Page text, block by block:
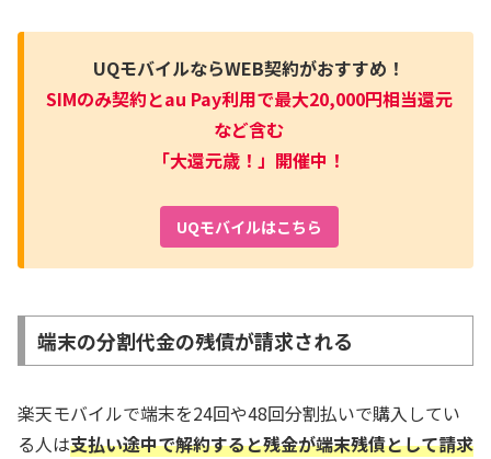
UQモバイルならWEB契約がおすすめ！
SIMのみ契約とau Pay利用で最大20,000円相当還元
など含む
「大還元歳！」開催中！
UQモバイルはこちら
端末の分割代金の残債が請求される
楽天モバイルで端末を24回や48回分割払いで購入してい
る人は支払い途中で解約すると残金が端末残債として請求